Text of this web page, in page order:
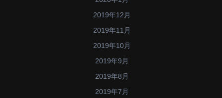
2019年12月
2019年11月
2019年10月
2019年9月
2019年8月
2019年7月